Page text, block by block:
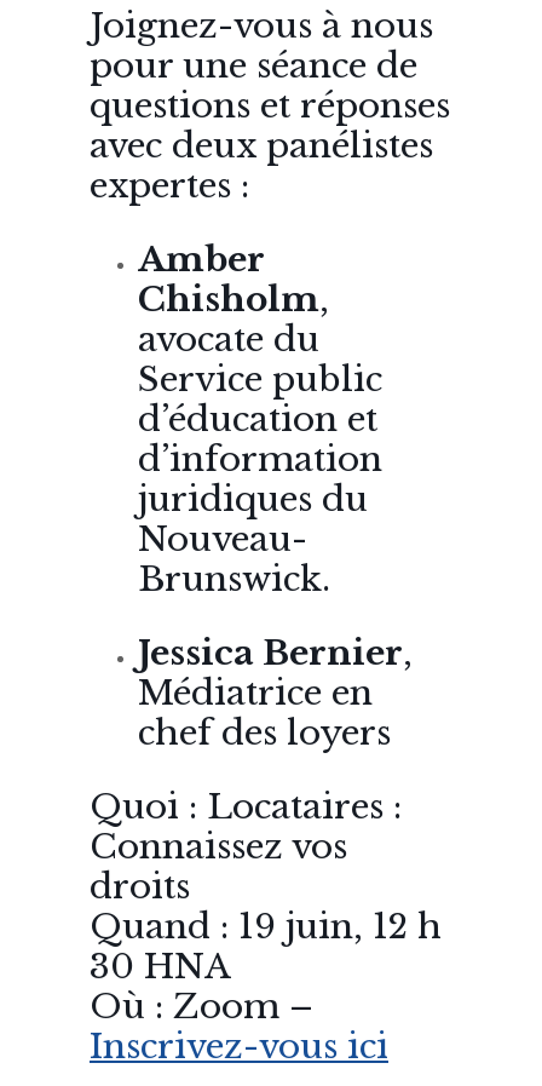
Joignez-vous à nous
pour une séance de
questions et réponses
avec deux panélistes
expertes :
Amber
Chisholm,
avocate du
Service public
d’éducation et
d’information
juridiques du
Nouveau-
Brunswick.
Jessica Bernier,
Médiatrice en
chef des loyers
Quoi : Locataires :
Connaissez vos
droits
Quand : 19 juin, 12 h
30 HNA
Où : Zoom –
Inscrivez-vous ici